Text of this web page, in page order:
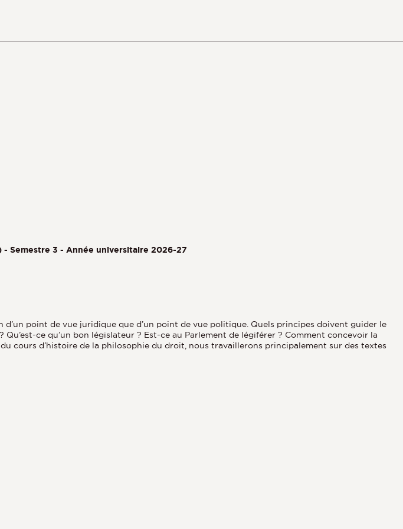
Semestre 3 - Année universitaire 2026-27
point de vue juridique que d’un point de vue politique. Quels principes doivent guider le
ce qu’un bon législateur ? Est-ce au Parlement de légiférer ? Comment concevoir la
cours d’histoire de la philosophie du droit, nous travaillerons principalement sur des textes